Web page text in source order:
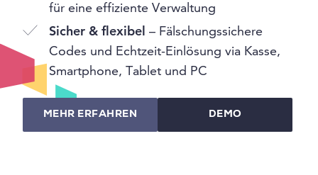
für eine effiziente Verwaltung
Sicher & flexibel – Fälschungssichere
Codes und Echtzeit-Einlösung via Kasse,
Smartphone, Tablet und PC
MEHR ERFAHREN DEMO